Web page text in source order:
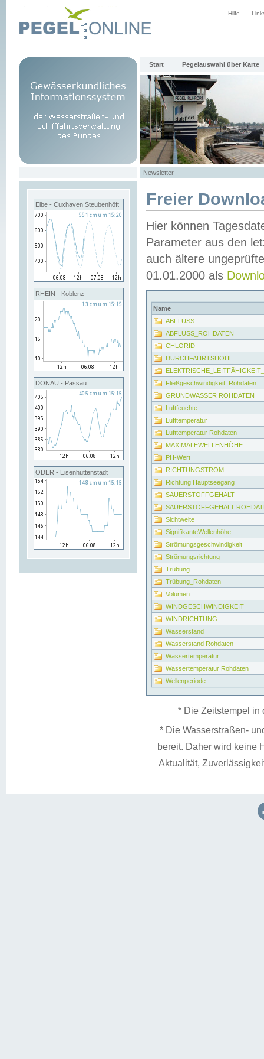
Hilfe
Start Pegelauswahl über Karte
Newsletter
Elbe - Cuxhaven Steubenhöft
RHEIN - Koblenz
DONAU - Passau
ODER - Eisenhüttenstadt
Freier
Hier können
Parameter aus den
auch ältere
01.01.2000 als
Name
ABFLUSS
ABFLUSS_ROHDATEN
CHLORID
DURCHFAHRTSHÖHE
Fließgeschwindigkeit_Rohdaten
GRUNDWASSER ROHDATEN
Luftfeuchte
Lufttemperatur
Lufttemperatur Rohdaten
MAXIMALEWELLENHÖHE
PH-Wert
RICHTUNGSTROM
Richtung Hauptseegang
SAUERSTOFFGEHALT
SAUERSTOFFGEHALT
Sichtweite
SignifikanteWellenhöhe
Strömungsgeschwindigkeit
Strömungsrichtung
Trübung
Trübung_Rohdaten
Volumen
WINDGESCHWINDIGKEIT
WINDRICHTUNG
Wasserstand
Wasserstand Rohdaten
Wassertemperatur
Wassertemperatur Rohdaten
Wellenperiode
* Die Zeitstempel in
* Die Wasserstraßen-
bereit. Daher wird keine
Aktualität,